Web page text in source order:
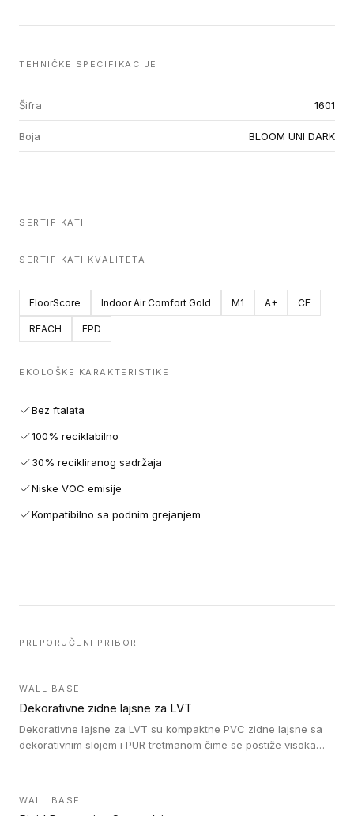
TEHNIČKE SPECIFIKACIJE
Šifra 1601
Boja BLOOM UNI DARK
SERTIFIKATI
SERTIFIKATI KVALITETA
FloorScore Indoor Air Comfort Gold M1 A+ CE
REACH EPD
EKOLOŠKE KARAKTERISTIKE
Bez ftalata
100% reciklabilno
30% recikliranog sadržaja
Niske VOC emisije
Kompatibilno sa podnim grejanjem
PREPORUČENI PRIBOR
WALL BASE
Dekorativne zidne lajsne za LVT
Dekorativne lajsne za LVT su kompaktne PVC zidne lajsne sa
dekorativnim slojem i PUR tretmanom čime se postiže visoka
WALL BASE